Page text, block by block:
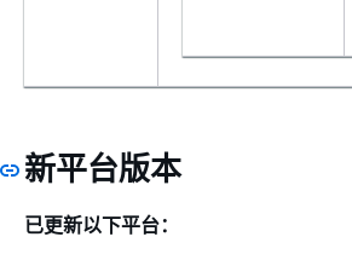
新平台版本
已更新以下平台：